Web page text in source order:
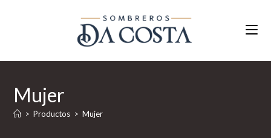
Mujer
> Productos > Mujer